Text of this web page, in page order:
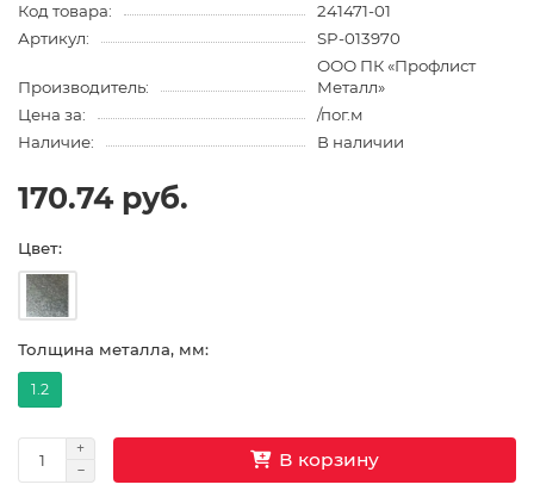
Код товара:
241471-01
Артикул:
SP-013970
Производитель:
ООО ПК «Профлист
Металл»
Цена за:
/пог.м
Наличие:
В наличии
170.74 руб.
Цвет:
Толщина металла, мм:
1.2
В корзину